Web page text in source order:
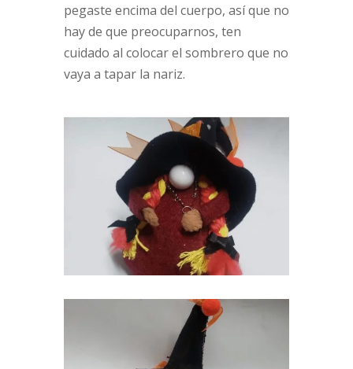
pegaste encima del cuerpo, así que no
hay de que preocuparnos, ten
cuidado al colocar el sombrero que no
vaya a tapar la nariz.